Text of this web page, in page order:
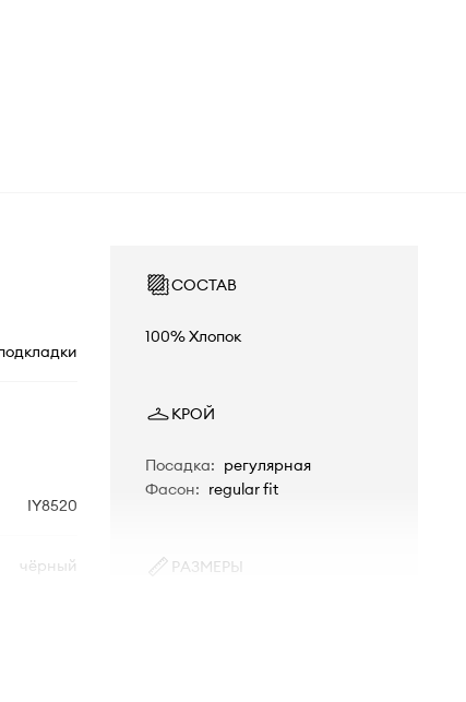
IY8520
чёрный
СОСТАВ
100% Хлопок
КРОЙ
Посадка: регулярная
Фасон: regular fit
РАЗМЕРЫ